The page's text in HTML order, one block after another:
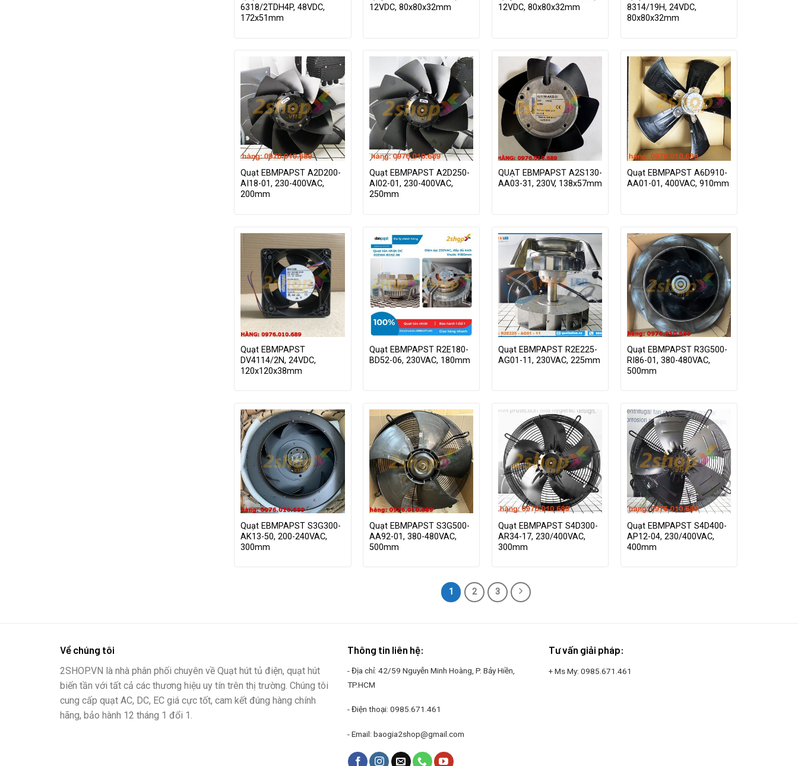
6318/2TDH4P, 48VDC,
172x51mm
12VDC, 80x80x32mm
12VDC, 80x80x32mm
8314/19H, 24VDC,
80x80x32mm
Quạt EBMPAPST A2D200-
AI18-01, 230-400VAC,
200mm
Quạt EBMPAPST A2D250-
AI02-01, 230-400VAC,
250mm
QUẠT EBMPAPST A2S130-
AA03-31, 230V, 138x57mm
Quạt EBMPAPST A6D910-
AA01-01, 400VAC, 910mm
Quạt EBMPAPST
DV4114/2N, 24VDC,
120x120x38mm
Quạt EBMPAPST R2E180-
BD52-06, 230VAC, 180mm
Quạt EBMPAPST R2E225-
AG01-11, 230VAC, 225mm
Quạt EBMPAPST R3G500-
RI86-01, 380-480VAC,
500mm
Quạt EBMPAPST S3G300-
AK13-50, 200-240VAC,
300mm
Quạt EBMPAPST S3G500-
AA92-01, 380-480VAC,
500mm
Quạt EBMPAPST S4D300-
AR34-17, 230/400VAC,
300mm
Quạt EBMPAPST S4D400-
AP12-04, 230/400VAC,
400mm
1 2 3
Về chúng tôi
2SHOP.VN là nhà phân phối chuyên về Quạt hút tủ điện, quạt hút
biến tần với tất cả các thương hiệu uy tín trên thị trường. Chúng tôi
cung cấp quạt AC, DC, EC giá cực tốt, cam kết đúng hàng chính
hãng, bảo hành 12 tháng 1 đổi 1.
Thông tin liên hệ:
- Địa chỉ: 42/59 Nguyễn Minh Hoàng, P. Bảy Hiền,
TP.HCM
- Điện thoại: 0985.671.461
- Email: baogia2shop@gmail.com
Tư vấn giải pháp:
+ Ms My: 0985.671.461